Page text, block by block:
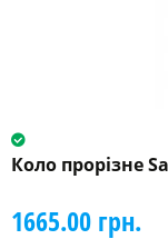
Коло прорізне
1665.00 грн.